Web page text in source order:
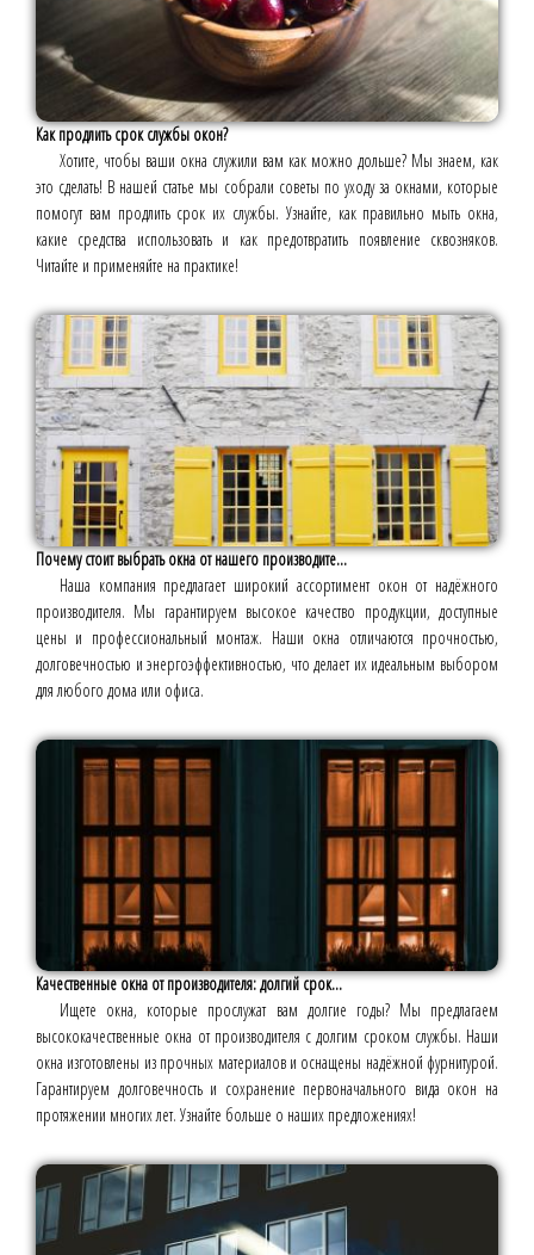
Как продлить срок службы окон?
Хотите, чтобы ваши окна служили вам как можно дольше? Мы знаем, как
это сделать! В нашей статье мы собрали советы по уходу за окнами, которые
помогут вам продлить срок их службы. Узнайте, как правильно мыть окна,
какие средства использовать и как предотвратить появление сквозняков.
Читайте и применяйте на практике!
Почему стоит выбрать окна от нашего производите...
Наша компания предлагает широкий ассортимент окон от надёжного
производителя. Мы гарантируем высокое качество продукции, доступные
цены и профессиональный монтаж. Наши окна отличаются прочностью,
долговечностью и энергоэффективностью, что делает их идеальным выбором
для любого дома или офиса.
Качественные окна от производителя: долгий срок...
Ищете окна, которые прослужат вам долгие годы? Мы предлагаем
высококачественные окна от производителя с долгим сроком службы. Наши
окна изготовлены из прочных материалов и оснащены надёжной фурнитурой.
Гарантируем долговечность и сохранение первоначального вида окон на
протяжении многих лет. Узнайте больше о наших предложениях!